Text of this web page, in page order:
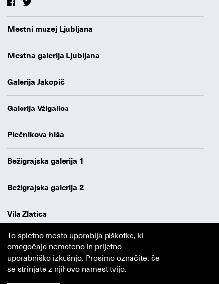
Mestni muzej Ljubljana
Mestna galerija Ljubljana
Galerija Jakopič
Galerija Vžigalica
Plečnikova hiša
Bežigrajska galerija 1
Bežigrajska galerija 2
Vila Zlatica
Varstvo osebnih podatkov
Avtorji
Obvestilo o piškotkih
To spletno mesto uporablja piškotke, ki
omogočajo nemoteno in prijetno
uporabniško izkušnjo. Prosimo označite, če
se strinjate z njihovo namestitvijo.